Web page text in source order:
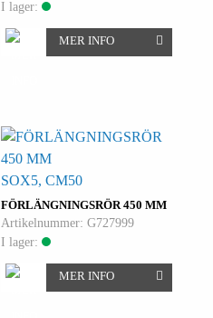
I lager:
MER INFO
FÖRLÄNGNINGSRÖR 450 MM
SOX5, CM50
Artikelnummer: G727999
I lager:
MER INFO